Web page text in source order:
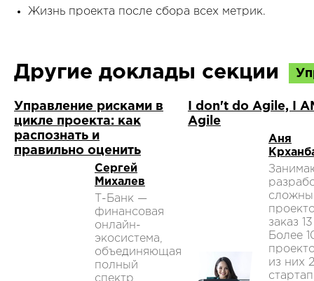
Жизнь проекта после сбора всех метрик.
Другие доклады секции
Управление рисками в
цикле проекта: как
распознать и
правильно оценить
Сергей
Михалев
Т-Банк —
финансовая
онлайн-
экосистема,
объединяющая
полный
спектр
I don't do Agile, I
Agile
Аня
заказ
Более
из них